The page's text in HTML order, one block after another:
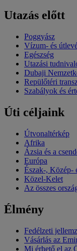
Utazás előtt
Poggyász
Vízum- és
Egészség
Utazási
Dubaji
Repülőtéri
Szabályok és
Úti céljaink
Útvonaltérkép
Afrika
Ázsia és a
Európa
Észak-, Közép-
Közel-Kelet
Az összes
Élmény
Fedélzeti
Vásárlás az
Mi érhető el az